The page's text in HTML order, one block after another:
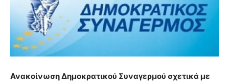
Ανακοίνωση Δημοκρατικού Συναγερμού σχετικά με